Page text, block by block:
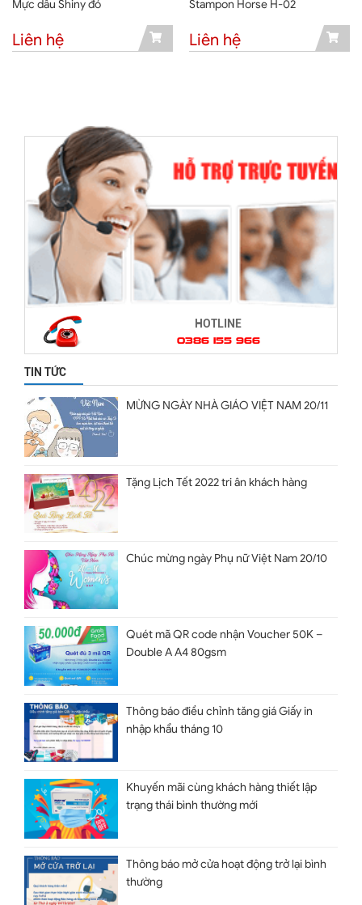
HOTLINE
0386 155 966
TIN TỨC
MỪNG NGÀY NHÀ GIÁO VIỆT NAM 20/11
Tặng Lịch Tết 2022 tri ân khách hàng
Chúc mừng ngày Phụ nữ Việt Nam 20/10
Quét mã QR code nhận Voucher 50K –
Double A A4 80gsm
Thông báo điều chỉnh tăng giá Giấy in
nhập khẩu tháng 10
Khuyến mãi cùng khách hàng thiết lập
trạng thái bình thường mới
Thông báo mở cửa hoạt động trở lại bình
thường
Mực dấu Shiny đỏ
Liên hệ
Stampon Horse H-02
Liên hệ